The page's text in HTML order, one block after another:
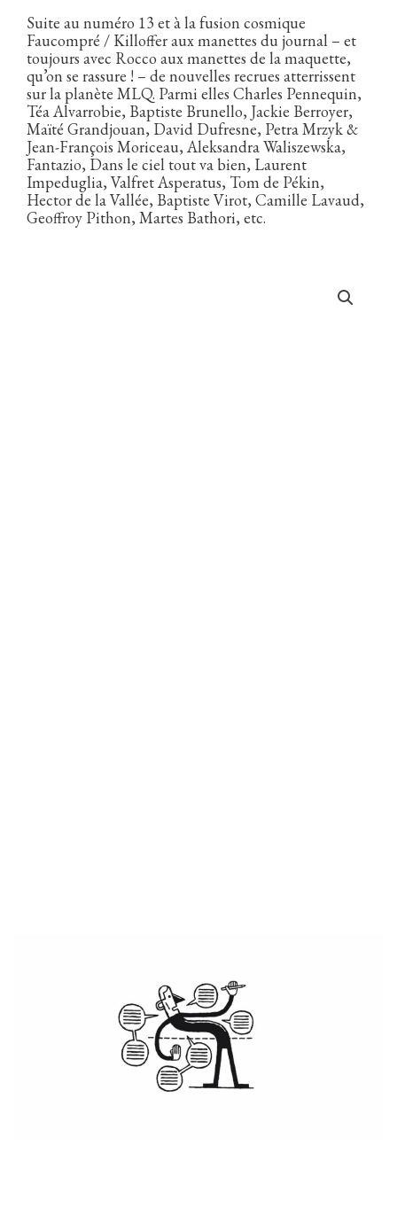
Suite au numéro 13 et à la fusion cosmique
Faucompré / Killoffer aux manettes du journal – et
toujours avec Rocco aux manettes de la maquette,
qu’on se rassure ! – de nouvelles recrues atterrissent
sur la planète MLQ. Parmi elles Charles Pennequin,
Téa Alvarrobie, Baptiste Brunello, Jackie Berroyer,
Maïté Grandjouan, David Dufresne, Petra Mrzyk &
Jean-François Moriceau, Aleksandra Waliszewska,
Fantazio, Dans le ciel tout va bien, Laurent
Impeduglia, Valfret Asperatus, Tom de Pékin,
Hector de la Vallée, Baptiste Virot, Camille Lavaud,
Geoffroy Pithon, Martes Bathori, etc.